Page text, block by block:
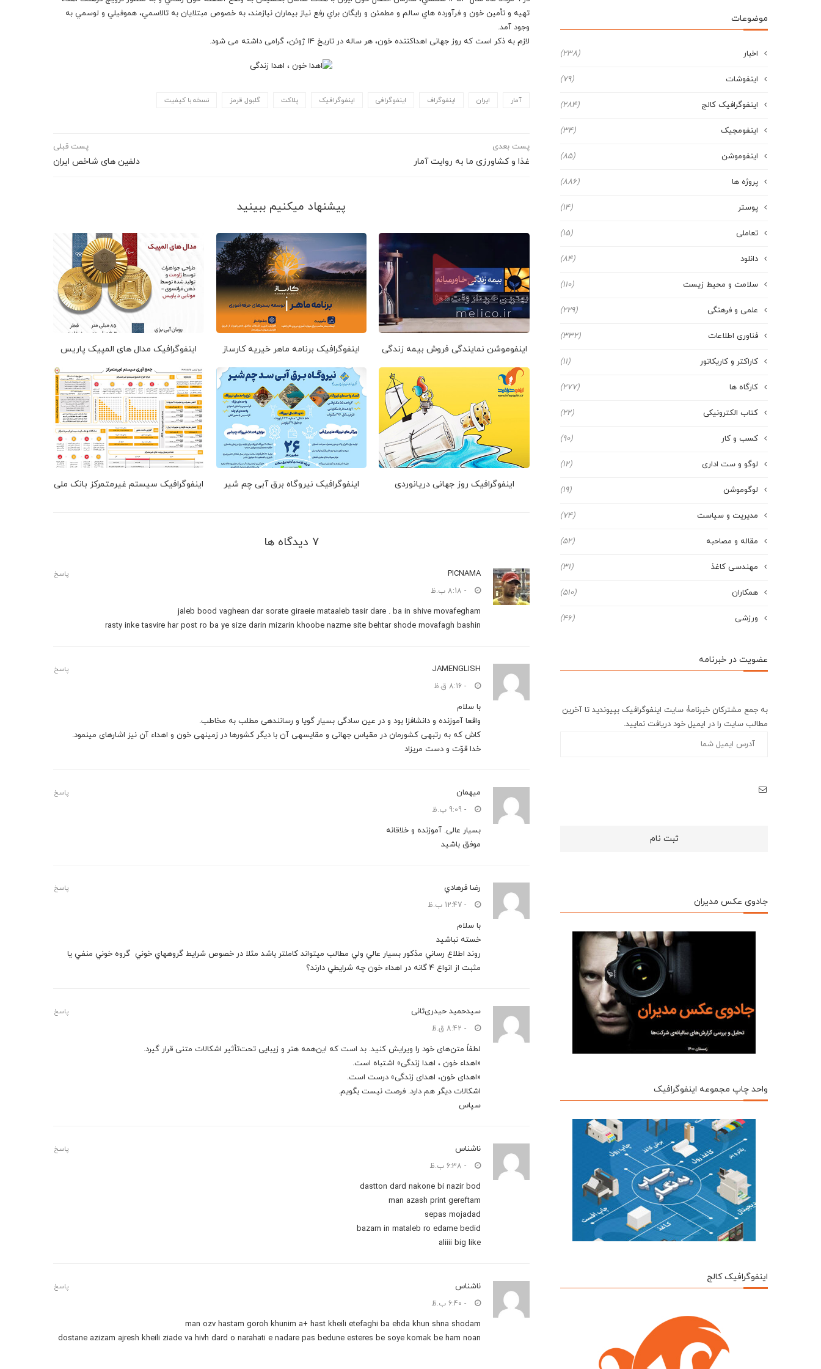
تهيه و تأمين خون و فرآورده هاي سالم و مطمئن و رايگان براي رفع نياز بيماران نيازمند، به خصوص مبتلايان به تالاسمي، هموفيلي و لوسمي به
وجود آمد.
لازم به ذکر است که روز جهانی اهداکننده خون، هر ساله در تاریخ 14 ژوئن، گرامی داشته می شود.
آمار ایران اینفوگراف اینفوگرافی اینفوگرافیک پلاکت گلبول قرمز نسخه با کیفیت
پست قبلی
دلفین های شاخص ایران
پست بعدی
غذا و کشاورزی ما به روایت آمار
پیشنهاد می‎کنیم ببینید
اینفوگرافیک مدال های المپیک پاریس اینفوگرافیک برنامه ماهر خیریه کارساز اینفوموشن نمایندگی فروش بیمه زندگی
اینفوگرافیک سیستم غیرمتمرکز بانک ملی اینفوگرافیک نیروگاه برق آبی چم شیر اینفوگرافیک روز جهانی دریانوردی
7 دیدگاه ها
PICNAMA
- 8:18 ب.ظ
jaleb bood vaghean dar sorate giraeie mataaleb tasir dare . ba in shive movafegham
rasty inke tasvire har post ro ba ye size darin mizarin khoobe nazme site behtar shode movafagh bashin
پاسخ
JAMENGLISH
- 8:16 ق.ظ
با سلام
واقعا آموزنده و دانش‏افزا بود و در عین سادگی بسیار گویا و رساننده‏ی مطلب به مخاطب.
کاش که به رتبه‏ی کشورمان در مقیاس جهانی و مقایسه‏ی آن با دیگر کشورها در زمینه‏ی خون و اهداء آن نیز اشاره‏ای می‏نمود.
خدا قوّت و دست مریزاد
پاسخ
میهمان
- 9:09 ب.ظ
بسیار عالی. آموزنده و خلاقانه
موفق باشید
پاسخ
رضا فرهادي
- 12:47 ب.ظ
با سلام
خسته نباشيد
روند اطلاع رساني مذكور بسيار عالي ولي مطالب ميتواند كاملتر باشد مثلا در خصوص شرايط گروههاي خوني ‏ گروه خوني منفي يا
مثبت از انواع 4 گانه در اهداء خون چه شرايطي دارند؟
پاسخ
سیدحمید حیدری‌ثانی
- 8:42 ق.ظ
لطفاً متن‌های خود را ویرایش کنید. بد است که این‌همه هنر و زیبایی تحت‌تأثیر اشکالات متنی قرار گیرد.
«اهداء خون ، اهدا زندگی» اشتباه است.
«اهدای خون، اهدای زندگی» درست است.
اشکالات دیگر هم دارد. فرصت نیست بگویم.
سپاس
پاسخ
ناشناس
- 6:38 ب.ظ
dastton dard nakone bi nazir bod
man azash print gereftam
sepas mojadad
bazam in mataleb ro edame bedid
aliiii big like
پاسخ
ناشناس
- 6:40 ب.ظ
man ozv hastam goroh khunim a+ hast kheili etefaghi ba ehda khun shna shodam
dostane azizam ajresh kheili ziade va hivh dard o narahati e nadare pas bedune esteres be soye komak be ham noan
پاسخ
موضوعات
اخبار (238)
اینفوشات (79)
اینفوگرافیک کالج (284)
اینفومجیک (34)
اینفوموشن (85)
پروژه ها (886)
پوستر (14)
تعاملی (15)
دانلود (84)
سلامت و محیط زیست (110)
علمی و فرهنگی (229)
فناوری اطلاعات (332)
کاراکتر و کاریکاتور (11)
کارگاه ها (277)
کتاب الکترونیکی (22)
کسب و کار (90)
لوگو و ست اداری (12)
لوگوموشن (19)
مدیریت و سیاست (74)
مقاله و مصاحبه (52)
مهندسی کاغذ (31)
همکاران (510)
ورزشی (46)
عضویت در خبرنامه
به جمع مشترکان خبرنامۀ سایت اینفوگرافیک بپیوندید تا آخرین
مطالب سایت را در ایمیل خود دریافت نمایید.
جادوی عکس مدیران
واحد چاپ مجموعه اینفوگرافیک
اینفوگرافیک کالج